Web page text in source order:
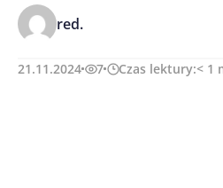
red.
21.11.2024 7 Czas lektury:< 1